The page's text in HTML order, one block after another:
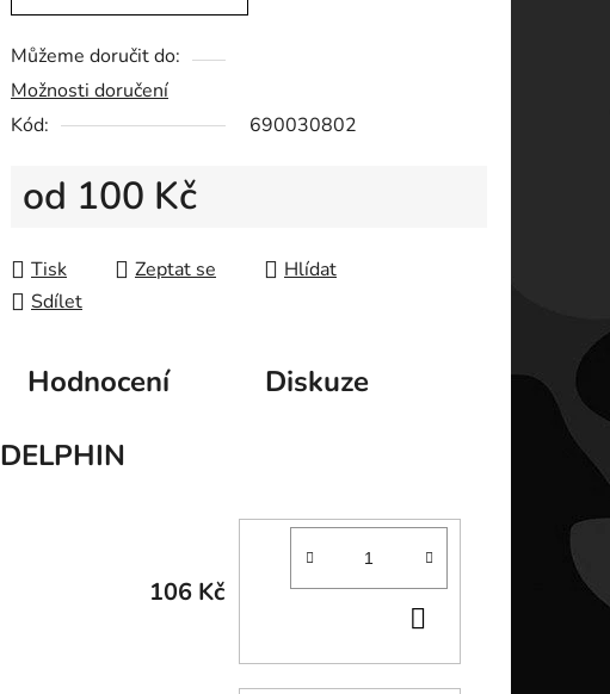
5
hvězdiček.
Můžeme doručit do:
Možnosti doručení
Kód:
690030802
od 100 Kč
Tisk
Zeptat se
Hlídat
Sdílet
Hodnocení
Diskuze
DELPHIN
106 Kč
KOŠÍKU